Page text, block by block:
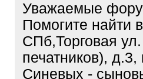
Уважаемые
Помогите найти
СПб,Торговая
печатников),
Синевых -